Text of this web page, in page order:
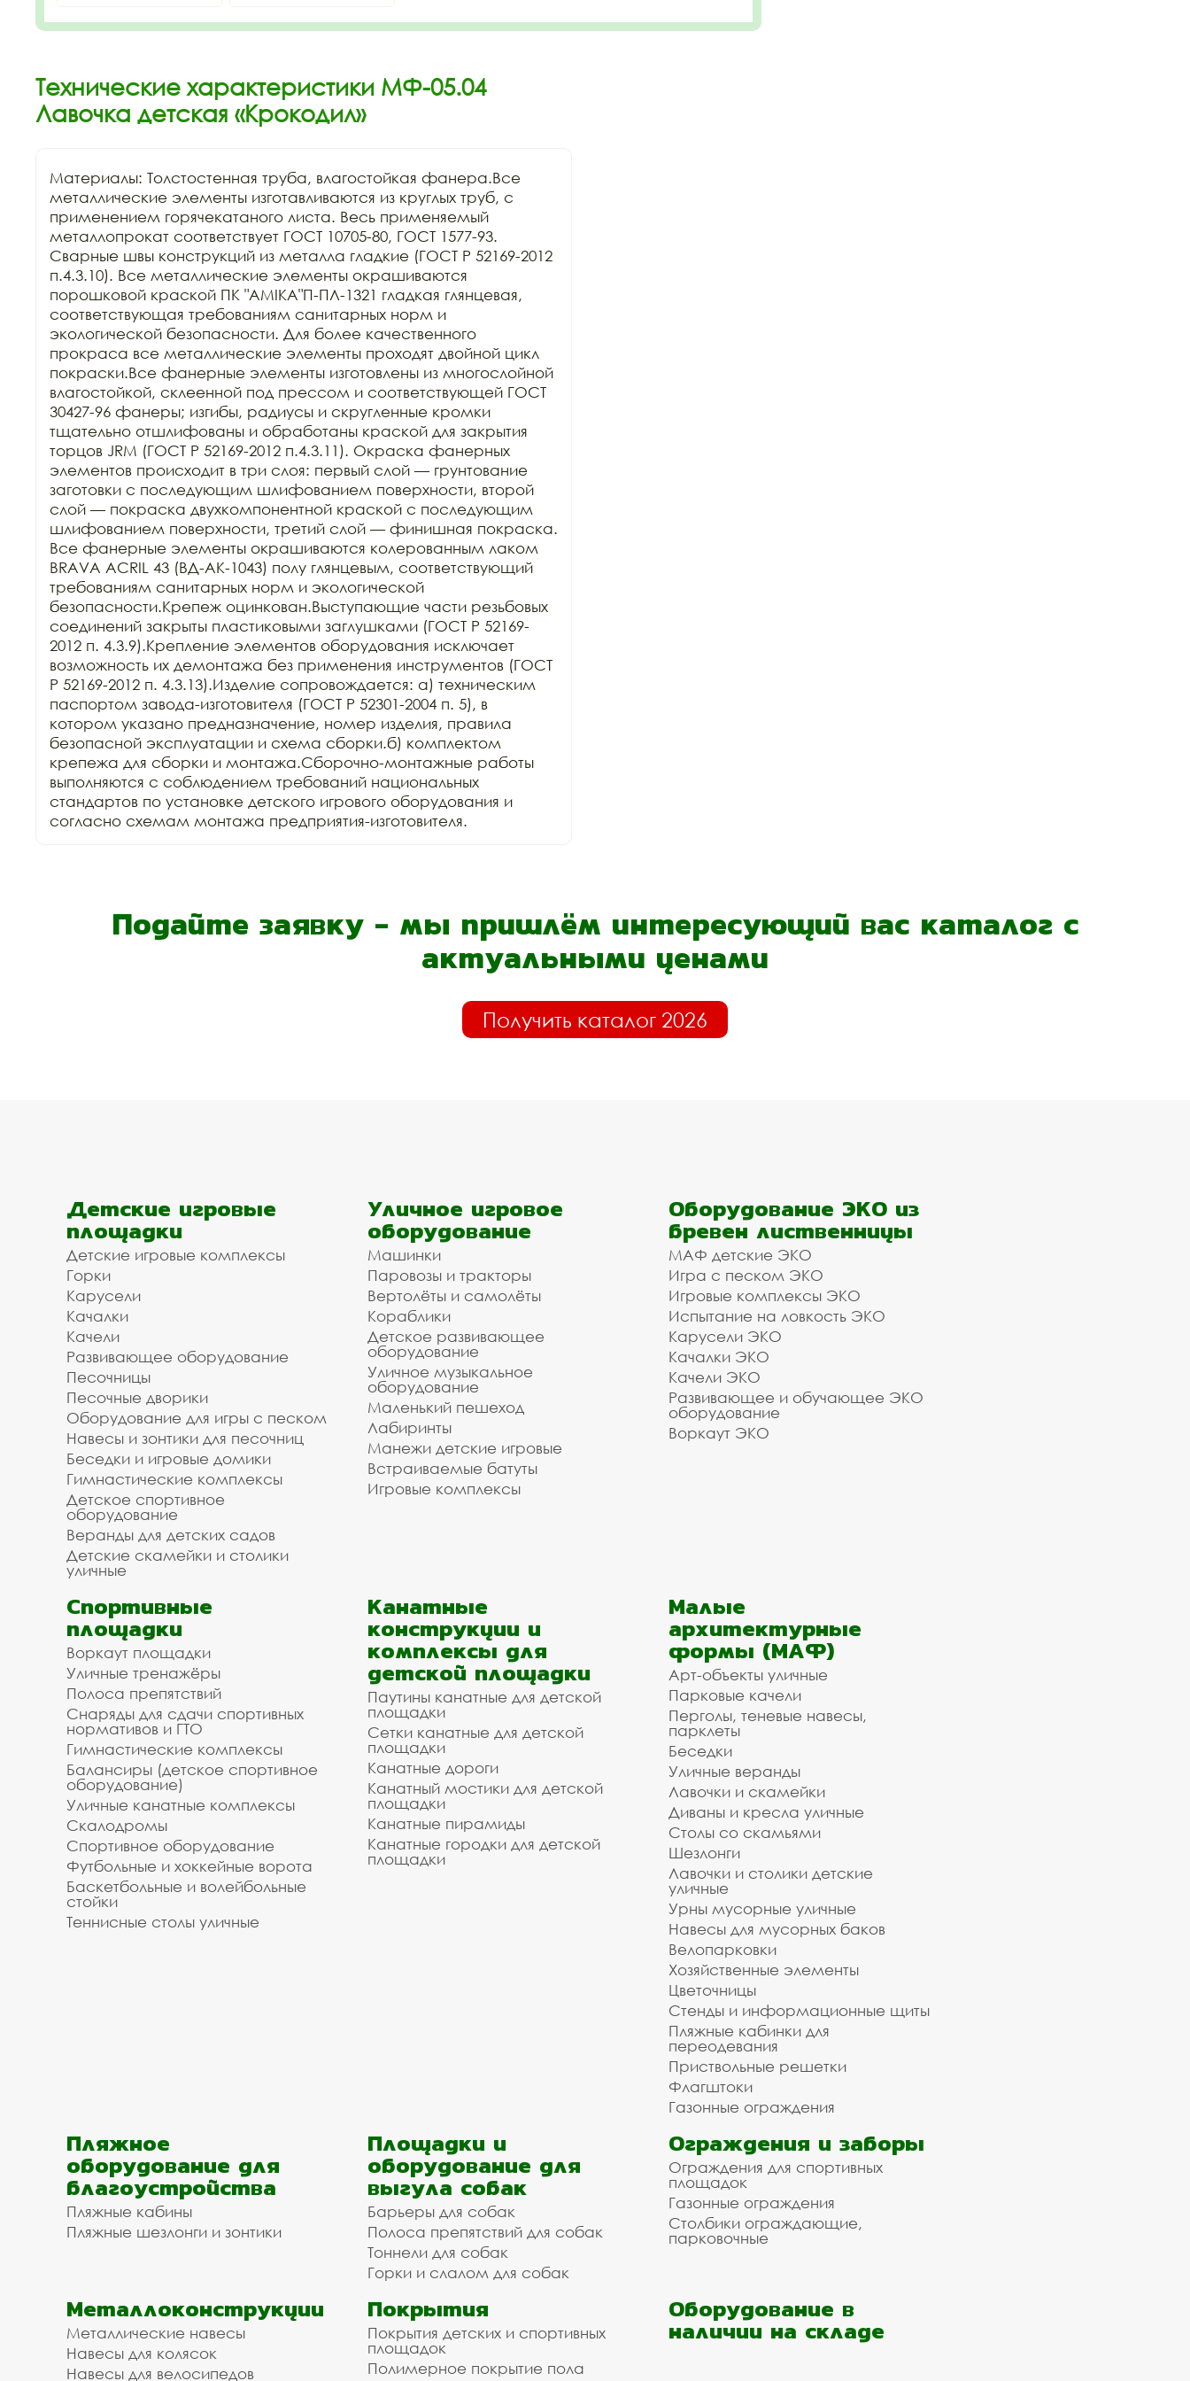
Технические характеристики МФ-05.04
Лавочка детская «Крокодил»
Материалы: Толстостенная труба, влагостойкая фанера.Все
металлические элементы изготавливаются из круглых труб, с
применением горячекатаного листа. Весь применяемый
металлопрокат соответствует ГОСТ 10705-80, ГОСТ 1577-93.
Сварные швы конструкций из металла гладкие (ГОСТ Р 52169-2012
п.4.3.10). Все металлические элементы окрашиваются
порошковой краской ПК "АМIKA"П-ПЛ-1321 гладкая глянцевая,
соответствующая требованиям санитарных норм и
экологической безопасности. Для более качественного
прокраса все металлические элементы проходят двойной цикл
покраски.Все фанерные элементы изготовлены из многослойной
влагостойкой, склеенной под прессом и соответствующей ГОСТ
30427-96 фанеры; изгибы, радиусы и скругленные кромки
тщательно отшлифованы и обработаны краской для закрытия
торцов JRM (ГОСТ Р 52169-2012 п.4.3.11). Окраска фанерных
элементов происходит в три слоя: первый слой — грунтование
заготовки с последующим шлифованием поверхности, второй
слой — покраска двухкомпонентной краской с последующим
шлифованием поверхности, третий слой — финишная покраска.
Все фанерные элементы окрашиваются колерованным лаком
BRAVA ACRIL 43 (ВД-АК-1043) полу глянцевым, соответствующий
требованиям санитарных норм и экологической
безопасности.Крепеж оцинкован.Выступающие части резьбовых
соединений закрыты пластиковыми заглушками (ГОСТ Р 52169-
2012 п. 4.3.9).Крепление элементов оборудования исключает
возможность их демонтажа без применения инструментов (ГОСТ
Р 52169-2012 п. 4.3.13).Изделие сопровождается: а) техническим
паспортом завода-изготовителя (ГОСТ Р 52301-2004 п. 5), в
котором указано предназначение, номер изделия, правила
безопасной эксплуатации и схема сборки.б) комплектом
крепежа для сборки и монтажа.Сборочно-монтажные работы
выполняются с соблюдением требований национальных
стандартов по установке детского игрового оборудования и
согласно схемам монтажа предприятия-изготовителя.
Подайте заявку - мы пришлём интересующий вас каталог с
актуальными ценами
Получить каталог 2026
Детские игровые
площадки
Детские игровые комплексы
Горки
Карусели
Качалки
Качели
Развивающее оборудование
Песочницы
Песочные дворики
Оборудование для игры с песком
Навесы и зонтики для песочниц
Беседки и игровые домики
Гимнастические комплексы
Детское спортивное
оборудование
Веранды для детских садов
Детские скамейки и столики
уличные
Уличное игровое
оборудование
Машинки
Паровозы и тракторы
Вертолёты и самолёты
Кораблики
Детское развивающее
оборудование
Уличное музыкальное
оборудование
Маленький пешеход
Лабиринты
Манежи детские игровые
Встраиваемые батуты
Игровые комплексы
Оборудование ЭКО из
бревен лиственницы
МАФ детские ЭКО
Игра с песком ЭКО
Игровые комплексы ЭКО
Испытание на ловкость ЭКО
Карусели ЭКО
Качалки ЭКО
Качели ЭКО
Развивающее и обучающее ЭКО
оборудование
Воркаут ЭКО
Спортивные
площадки
Воркаут площадки
Уличные тренажёры
Полоса препятствий
Снаряды для сдачи спортивных
нормативов и ГТО
Гимнастические комплексы
Балансиры (детское спортивное
оборудование)
Уличные канатные комплексы
Скалодромы
Спортивное оборудование
Футбольные и хоккейные ворота
Баскетбольные и волейбольные
стойки
Теннисные столы уличные
Канатные
конструкции и
комплексы для
детской площадки
Паутины канатные для детской
площадки
Сетки канатные для детской
площадки
Канатные дороги
Канатный мостики для детской
площадки
Канатные пирамиды
Канатные городки для детской
площадки
Малые
архитектурные
формы (МАФ)
Арт-объекты уличные
Парковые качели
Перголы, теневые навесы,
парклеты
Беседки
Уличные веранды
Лавочки и скамейки
Диваны и кресла уличные
Столы со скамьями
Шезлонги
Лавочки и столики детские
уличные
Урны мусорные уличные
Навесы для мусорных баков
Велопарковки
Хозяйственные элементы
Цветочницы
Стенды и информационные щиты
Пляжные кабинки для
переодевания
Приствольные решетки
Флагштоки
Газонные ограждения
Пляжное
оборудование для
благоустройства
Пляжные кабины
Пляжные шезлонги и зонтики
Площадки и
оборудование для
выгула собак
Барьеры для собак
Полоса препятствий для собак
Тоннели для собак
Горки и слалом для собак
Ограждения и заборы
Ограждения для спортивных
площадок
Газонные ограждения
Столбики ограждающие,
парковочные
Металлоконструкции
Металлические навесы
Навесы для колясок
Навесы для велосипедов
Покрытия
Покрытия детских и спортивных
площадок
Полимерное покрытие пола
Оборудование в
наличии на складе